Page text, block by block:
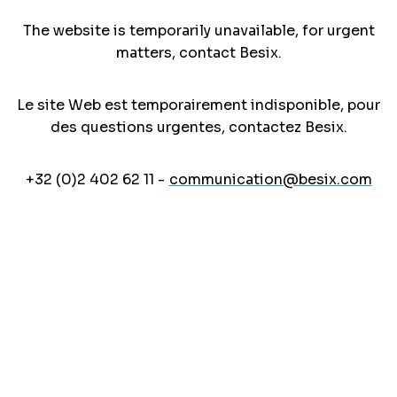
The website is temporarily unavailable, for urgent
matters, contact Besix.
Le site Web est temporairement indisponible, pour
des questions urgentes, contactez Besix.
+32 (0)2 402 62 11 - communication@besix.com